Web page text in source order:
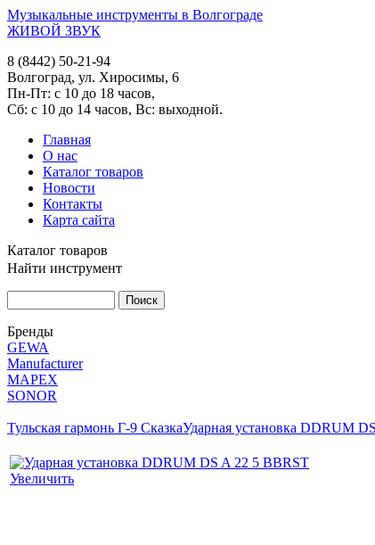
Музыкальные инструменты в Волгограде
ЖИВОЙ ЗВУК
8 (8442) 50-21-94
Волгоград, ул. Хиросимы, 6
Пн-Пт: с 10 до 18 часов,
Сб: с 10 до 14 часов, Вс: выходной.
Главная
О нас
Каталог товаров
Новости
Контакты
Карта сайта
Каталог товаров
Найти инструмент
Бренды
GEWA
Manufacturer
MAPEX
SONOR
Тульская гармонь Г-9 СказкаУдарная установка DDRUM
Увеличить